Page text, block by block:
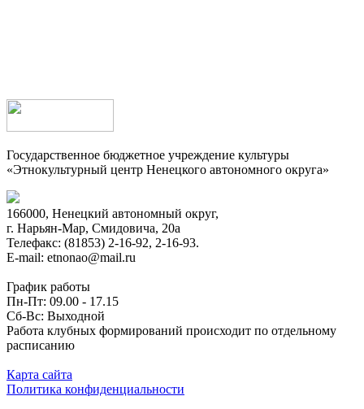
Государственное бюджетное учреждение культуры
«Этнокультурный центр Ненецкого автономного округа»
166000, Ненецкий автономный округ,
г. Нарьян-Мар, Смидовича, 20а
Телефакс: (81853) 2-16-92, 2-16-93.
E-mail: etnonao@mail.ru
График работы
Пн-Пт: 09.00 - 17.15
Сб-Вс: Выходной
Работа клубных формирований происходит по отдельному
расписанию
Карта сайта
Политика конфиденциальности